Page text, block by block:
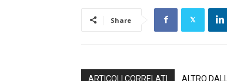
Share
ARTICOLI CORRELATI ALTRO